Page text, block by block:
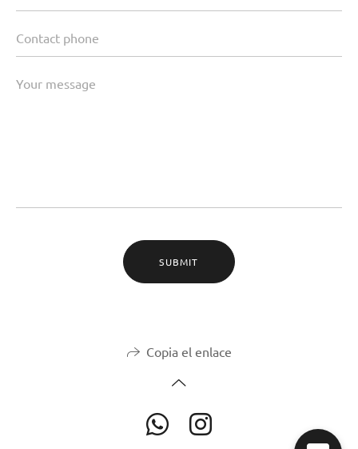
SUBMIT
Copia el enlace